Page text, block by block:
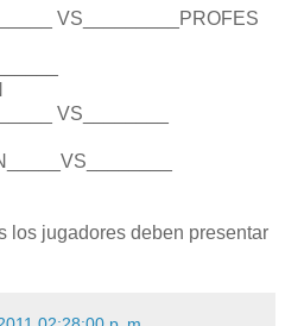
VS_________PROFES
VS________
los jugadores deben presentar